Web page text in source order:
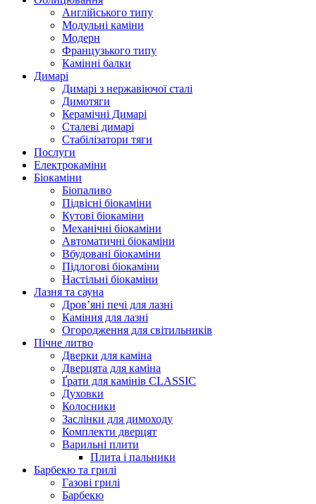
Англійського типу
Модульні каміни
Модерн
Французького типу
Камінні балки
Димарі
Димарі з нержавіючої сталі
Димотяги
Керамічні Димарі
Сталеві димарі
Стабілізатори тяги
Послуги
Електрокаміни
Біокаміни
Біопаливо
Підвісні біокаміни
Кутові біокаміни
Механічні біокаміни
Автоматичні біокаміни
Вбудовані біокаміни
Підлогові біокаміни
Настільні біокаміни
Лазня та сауна
Дров’яні печі для лазні
Каміння для лазні
Огородження для світильників
Пічне литво
Дверки для каміна
Дверцята для каміна
Ґрати для камінів CLASSIC
Духовки
Колосники
Заслінки для димоходу
Комплекти дверцят
Варильні плити
Плита і пальники
Барбекю та грилі
Газові грилі
Барбекю